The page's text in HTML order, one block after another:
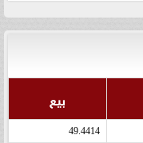
بيع
49.4414